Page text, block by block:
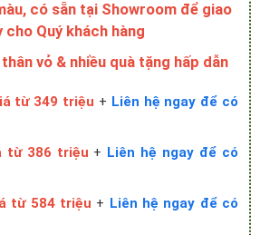
có sẵn tại Showroom để giao
cho Quý khách hàng
vỏ & nhiều quà tặng hấp dẫn
từ 349 triệu + Liên hệ ngay để có
từ 386 triệu + Liên hệ ngay để có
từ 584 triệu + Liên hệ ngay để có